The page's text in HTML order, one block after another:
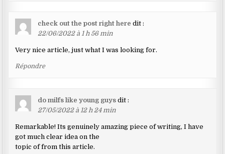
check out the post right here dit :
22/06/2022 à 1 h 56 min
Very nice article, just what I was looking for.
Répondre
do milfs like young guys dit :
27/05/2022 à 12 h 24 min
Remarkable! Its genuinely amazing piece of writing, I have
got much clear idea on the
topic of from this article.